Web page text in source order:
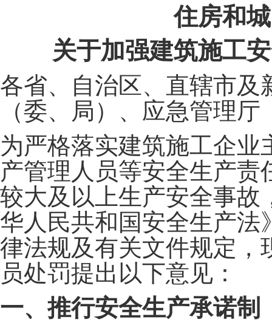
住房和
关于加强建筑施工
各省、自治区、直辖市
（委、局）、应急管理厅
为严格落实建筑施工企
产管理人员等安全生产
较大及以上生产安全事
华人民共和国安全生产
律法规及有关文件规定
员处罚提出以下意见：
一、推行安全生产承诺制